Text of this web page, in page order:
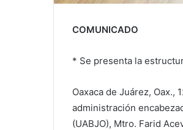
COMUNICADO
* Se presenta la
Oaxaca de Juárez,
administración
(UABJO), Mtro. Farid